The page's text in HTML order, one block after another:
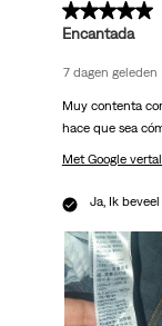
5 van 5
Encantada
7 dagen geleden
Muy contenta
hace que sea
Met Google
Ja, Ik